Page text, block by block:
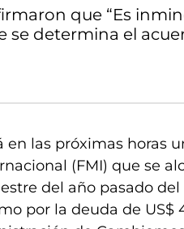
que “Es
se determina el
en las próximas horas
(FMI) que se
del año pasado
por la deuda de US$